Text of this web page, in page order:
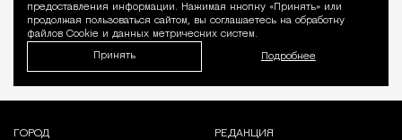
предоставления информации. Нажимая кнопку «Принять» или
продолжая пользоваться сайтом, вы соглашаетесь на обработку
файлов Cookie и данных метрических систем.
Принять Подробнее
ГОРОД РЕДАКЦИЯ